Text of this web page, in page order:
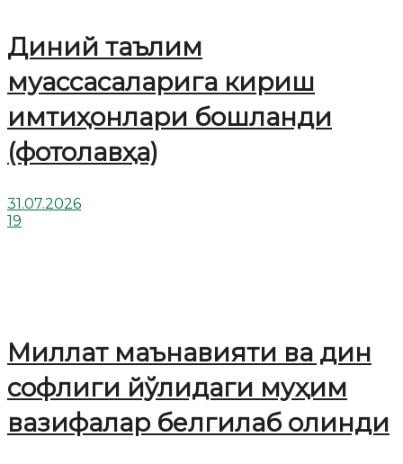
Диний таълим
муассасаларига кириш
имтиҳонлари бошланди
(фотолавҳа)
31.07.2026
19
Миллат маънавияти ва дин
софлиги йўлидаги муҳим
вазифалар белгилаб олинди